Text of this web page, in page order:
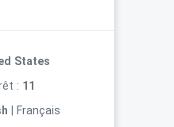
States
: 11
Français